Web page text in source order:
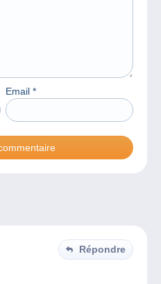
Email *
Répondre